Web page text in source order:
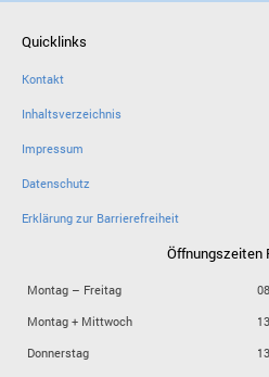
Quicklinks
Kontakt
Inhaltsverzeichnis
Impressum
Datenschutz
Erklärung zur Barrierefreiheit
Öffnungszeiten
Montag – Freitag
Montag + Mittwoch
Donnerstag